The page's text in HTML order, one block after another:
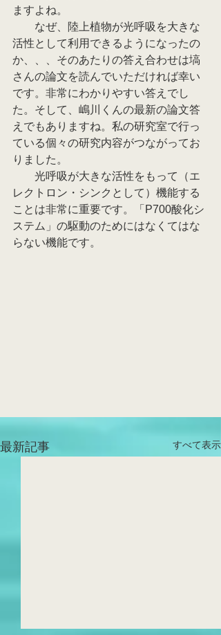
ますよね。
なぜ、陸上植物が光呼吸を大きな
活性として利用できるようになったの
か、、、そのあたりの答え合わせは塙
さんの論文を読んでいただければ幸い
です。非常にわかりやすい答えでし
た。そして、嶋川くんの最新の論文答
えでもありますね。私の研究室で行っ
ている個々の研究内容がつながってお
りました。
光呼吸が大きな活性をもって（エ
レクトロン・シンクとして）機能する
ことは非常に重要です。「P700酸化シ
ステム」の駆動のためにはなくてはな
らない機能です。
最新記事 すべて表示